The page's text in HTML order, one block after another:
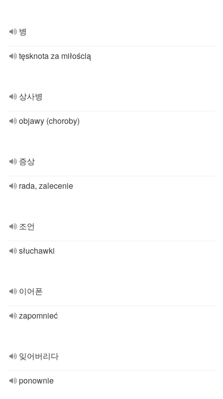
병
tęsknota za miłością
상사병
objawy (choroby)
증상
rada, zalecenie
조언
słuchawki
이어폰
zapomnieć
잊어버리다
ponownie